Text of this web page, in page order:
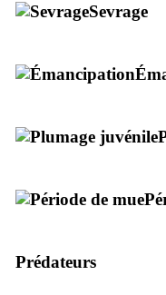
Sevrage
Prédateurs